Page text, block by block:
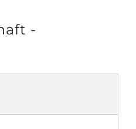
-